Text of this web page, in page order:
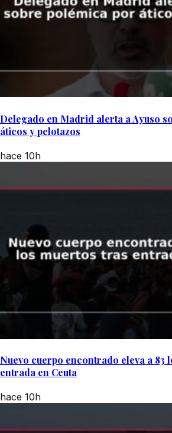
Delegado en Madrid alerta a Ayuso
áticos y pelotazos
hace 10h
Nuevo cuerpo encontrado eleva a 83
entrada en Ceuta
hace 10h